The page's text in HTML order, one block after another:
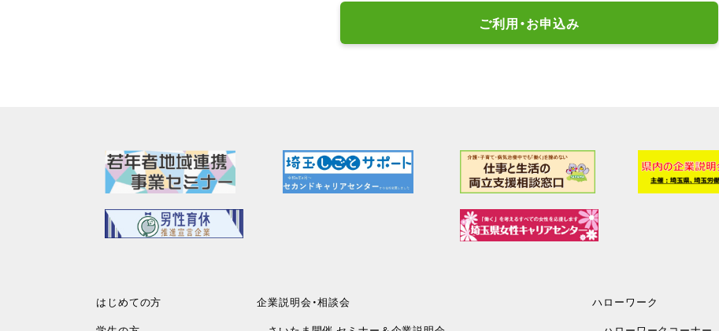
ご利用・お申込み
はじめての方
企業説明会・相談会
ハローワーク